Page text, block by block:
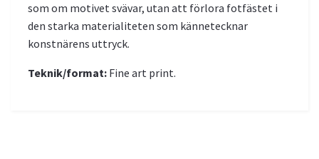
som om motivet svävar, utan att förlora fotfästet i
den starka materialiteten som kännetecknar
konstnärens uttryck.
Teknik/format: Fine art print.